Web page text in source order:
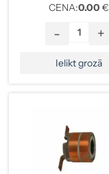
CENA:0.00 €
- +
Ielikt grozā